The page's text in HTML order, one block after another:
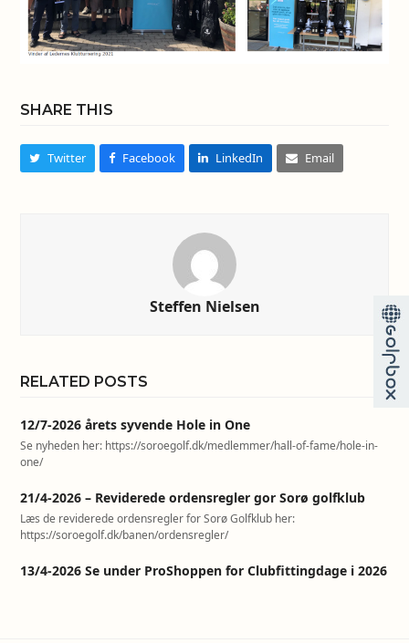
SHARE THIS
Twitter Facebook LinkedIn Email
Steffen Nielsen
RELATED POSTS
12/7-2026 årets syvende Hole in One
Se nyheden her: https://soroegolf.dk/medlemmer/hall-of-fame/hole-in-
one/
21/4-2026 – Reviderede ordensregler gor Sorø golfklub
Læs de reviderede ordensregler for Sorø Golfklub her:
https://soroegolf.dk/banen/ordensregler/
13/4-2026 Se under ProShoppen for Clubfittingdage i 2026